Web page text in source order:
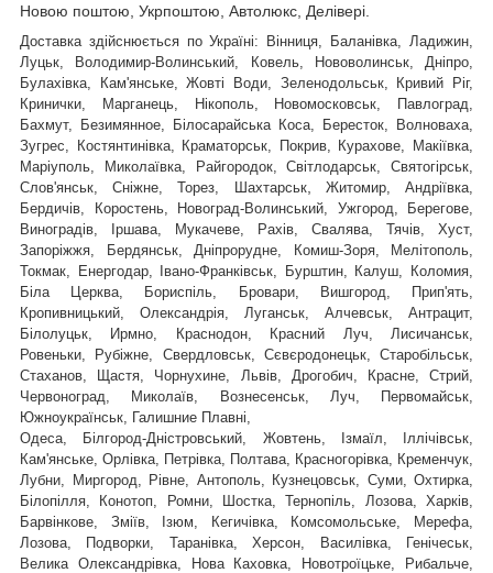
Новою поштою, Укрпоштою, Автолюкс, Делівері.
Доставка здійснюється по Україні: Вінниця, Баланівка, Ладижин,
Луцьк, Володимир-Волинський, Ковель, Нововолинськ, Дніпро,
Булахівка, Кам'янське, Жовті Води, Зеленодольськ, Кривий Ріг,
Кринички, Марганець, Нікополь, Новомосковськ, Павлоград,
Бахмут, Безимянное, Білосарайська Коса, Бересток, Волноваха,
Зугрес, Костянтинівка, Краматорськ, Покрив, Курахове, Макіївка,
Маріуполь, Миколаївка, Райгородок, Світлодарськ, Святогірськ,
Слов'янськ, Сніжне, Торез, Шахтарськ, Житомир, Андріївка,
Бердичів, Коростень, Новоград-Волинський, Ужгород, Берегове,
Виноградів, Іршава, Мукачеве, Рахів, Свалява, Тячів, Хуст,
Запоріжжя, Бердянськ, Дніпрорудне, Комиш-Зоря, Мелітополь,
Токмак, Енергодар, Івано-Франківськ, Бурштин, Калуш, Коломия,
Біла Церква, Бориспіль, Бровари, Вишгород, Прип'ять,
Кропивницький, Олександрія, Луганськ, Алчевськ, Антрацит,
Білолуцьк, Ирмно, Краснодон, Красний Луч, Лисичанськ,
Ровеньки, Рубіжне, Свердловськ, Сєвєродонецьк, Старобільськ,
Стаханов, Щастя, Чорнухине, Львів, Дрогобич, Красне, Стрий,
Червоноград,
Миколаїв, Вознесенськ, Луч, Первомайськ,
Южноукраїнськ, Галишние Плавні,
Одеса, Білгород-Дністровський, Жовтень, Ізмаїл, Іллічівськ,
Кам'янське, Орлівка, Петрівка, Полтава, Красногорівка, Кременчук,
Лубни, Миргород, Рівне, Антополь, Кузнецовськ, Суми, Охтирка,
Білопілля, Конотоп, Ромни, Шостка, Тернопіль, Лозова, Харків,
Барвінкове, Зміїв, Ізюм, Кегичівка, Комсомольське, Мерефа,
Лозова, Подворки, Таранівка, Херсон, Василівка, Генічеськ,
Велика Олександрівка, Нова Каховка, Новотроїцьке, Рибальче,